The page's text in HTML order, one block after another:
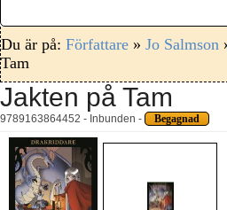
Du är på: Författare » Jo Salmson
Tam
Jakten på Tam
9789163864452 - Inbunden - Begagnad